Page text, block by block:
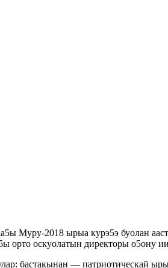
Муру-2018 ырыа курэ5э буолан
орто оскуолатын директоры о5ону
бастакынан — патриотическай